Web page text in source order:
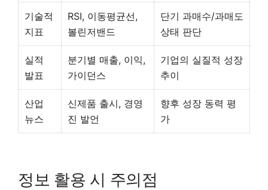
기술적
지표
RSI, 이동평균선,
볼린저밴드
단기 과매수/과매도
상태 판단
실적
발표
분기별 매출, 이익,
가이던스
기업의 실질적 성장
추이
산업
뉴스
신제품 출시, 경영
진 발언
향후 성장 동력 평
가
정보 활용 시 주의점